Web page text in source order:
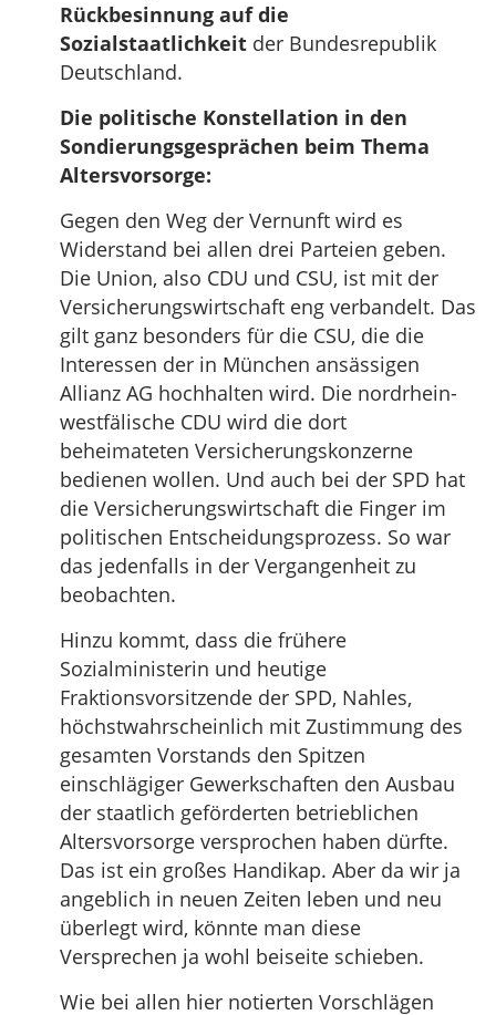
Rückbesinnung auf die
Sozialstaatlichkeit der Bundesrepublik
Deutschland.
Die politische Konstellation in den
Sondierungsgesprächen beim Thema
Altersvorsorge:
Gegen den Weg der Vernunft wird es
Widerstand bei allen drei Parteien geben.
Die Union, also CDU und CSU, ist mit der
Versicherungswirtschaft eng verbandelt. Das
gilt ganz besonders für die CSU, die die
Interessen der in München ansässigen
Allianz AG hochhalten wird. Die nordrhein-
westfälische CDU wird die dort
beheimateten Versicherungskonzerne
bedienen wollen. Und auch bei der SPD hat
die Versicherungswirtschaft die Finger im
politischen Entscheidungsprozess. So war
das jedenfalls in der Vergangenheit zu
beobachten.
Hinzu kommt, dass die frühere
Sozialministerin und heutige
Fraktionsvorsitzende der SPD, Nahles,
höchstwahrscheinlich mit Zustimmung des
gesamten Vorstands den Spitzen
einschlägiger Gewerkschaften den Ausbau
der staatlich geförderten betrieblichen
Altersvorsorge versprochen haben dürfte.
Das ist ein großes Handikap. Aber da wir ja
angeblich in neuen Zeiten leben und neu
überlegt wird, könnte man diese
Versprechen ja wohl beiseite schieben.
Wie bei allen hier notierten Vorschlägen